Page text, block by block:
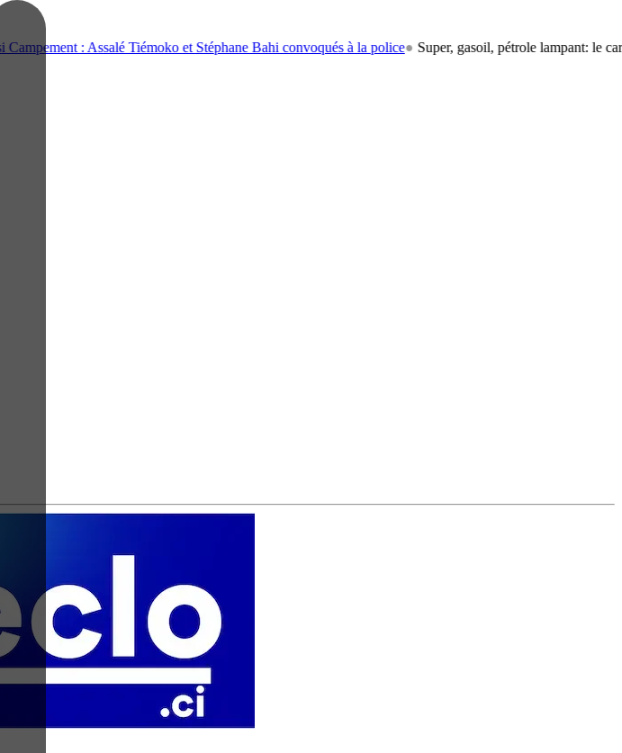
: Assalé Tiémoko et Stéphane Bahi convoqués à la police● Super, gasoil, pétrole lampant: le carburant